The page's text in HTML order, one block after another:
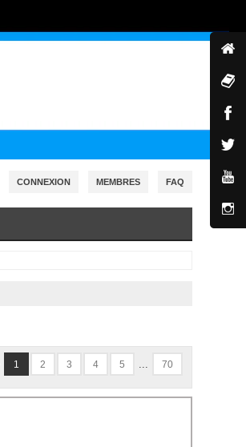
CONNEXION MEMBRES FAQ
1 2 3 4 5 ... 70